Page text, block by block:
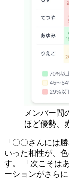
メンバー間
ほど優勢、
「〇〇さんに
いった相性が、
す。 「次こそは
ーションがさら